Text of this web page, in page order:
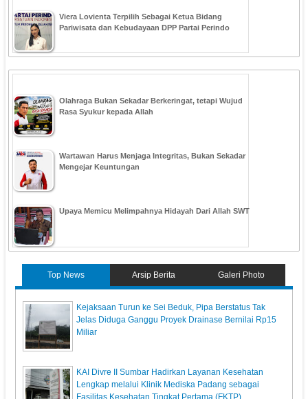
Viera Lovienta Terpilih Sebagai Ketua Bidang
Pariwisata dan Kebudayaan DPP Partai Perindo
Olahraga Bukan Sekadar Berkeringat, tetapi Wujud
Rasa Syukur kepada Allah
Wartawan Harus Menjaga Integritas, Bukan Sekadar
Mengejar Keuntungan
Upaya Memicu Melimpahnya Hidayah Dari Allah SWT
Top News Arsip Berita Galeri Photo
Kejaksaan Turun ke Sei Beduk, Pipa Berstatus Tak
Jelas Diduga Ganggu Proyek Drainase Bernilai Rp15
Miliar
KAI Divre II Sumbar Hadirkan Layanan Kesehatan
Lengkap melalui Klinik Mediska Padang sebagai